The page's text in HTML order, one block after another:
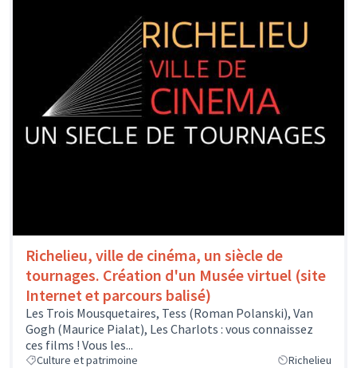
Richelieu, ville de cinéma, un siècle de
tournages. Création d'un Musée virtuel (site
Internet et parcours balisé)
Les Trois Mousquetaires, Tess (Roman Polanski), Van
Gogh (Maurice Pialat), Les Charlots : vous connaissez
ces films ! Vous les...
Culture et patrimoine Richelieu